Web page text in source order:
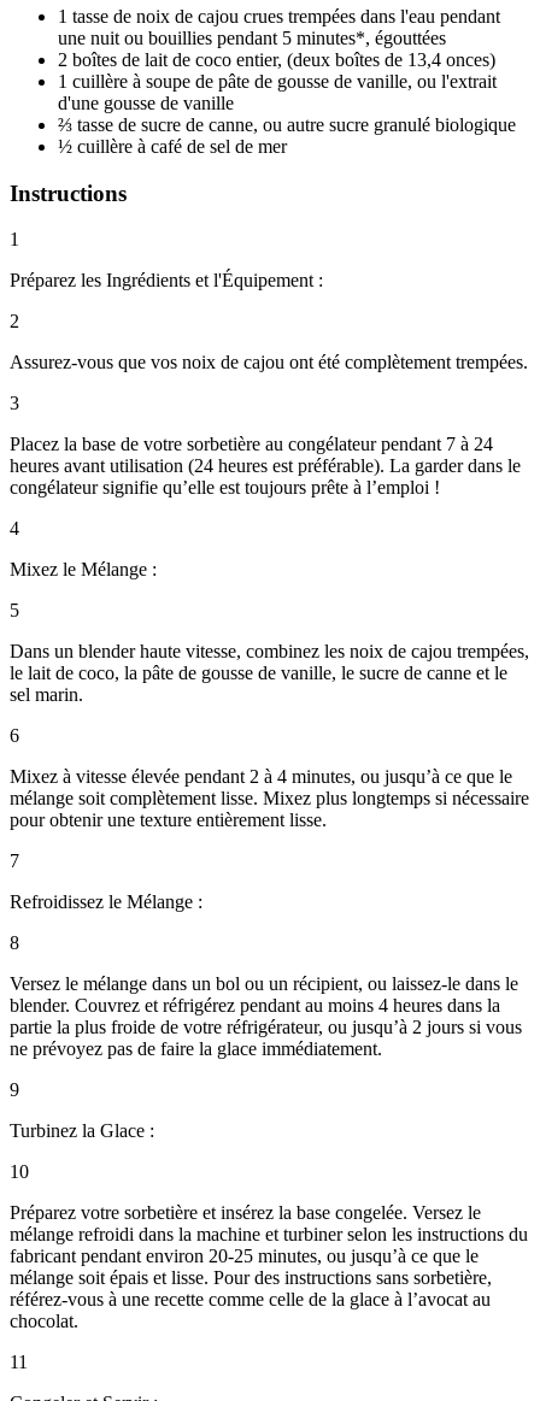
1 tasse de noix de cajou crues trempées dans l'eau pendant
une nuit ou bouillies pendant 5 minutes*, égouttées
2 boîtes de lait de coco entier, (deux boîtes de 13,4 onces)
1 cuillère à soupe de pâte de gousse de vanille, ou l'extrait
d'une gousse de vanille
⅔ tasse de sucre de canne, ou autre sucre granulé biologique
½ cuillère à café de sel de mer
Instructions
1
Préparez les Ingrédients et l'Équipement :
2
Assurez-vous que vos noix de cajou ont été complètement trempées.
3
Placez la base de votre sorbetière au congélateur pendant 7 à 24
heures avant utilisation (24 heures est préférable). La garder dans le
congélateur signifie qu’elle est toujours prête à l’emploi !
4
Mixez le Mélange :
5
Dans un blender haute vitesse, combinez les noix de cajou trempées,
le lait de coco, la pâte de gousse de vanille, le sucre de canne et le
sel marin.
6
Mixez à vitesse élevée pendant 2 à 4 minutes, ou jusqu’à ce que le
mélange soit complètement lisse. Mixez plus longtemps si nécessaire
pour obtenir une texture entièrement lisse.
7
Refroidissez le Mélange :
8
Versez le mélange dans un bol ou un récipient, ou laissez-le dans le
blender. Couvrez et réfrigérez pendant au moins 4 heures dans la
partie la plus froide de votre réfrigérateur, ou jusqu’à 2 jours si vous
ne prévoyez pas de faire la glace immédiatement.
9
Turbinez la Glace :
10
Préparez votre sorbetière et insérez la base congelée. Versez le
mélange refroidi dans la machine et turbiner selon les instructions du
fabricant pendant environ 20-25 minutes, ou jusqu’à ce que le
mélange soit épais et lisse. Pour des instructions sans sorbetière,
référez-vous à une recette comme celle de la glace à l’avocat au
chocolat.
11